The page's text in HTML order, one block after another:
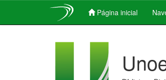
Página inicial